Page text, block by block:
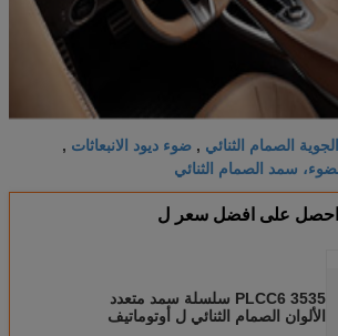
الصمام الثنائي , ضوء ديود الانبعاثات ,
سمد الصمام الثنائي
احصل على افضل سعر ل
3535 PLCC6 سلسلة سمد متعدد
الألوان الصمام الثنائي ل أوتوماتيف